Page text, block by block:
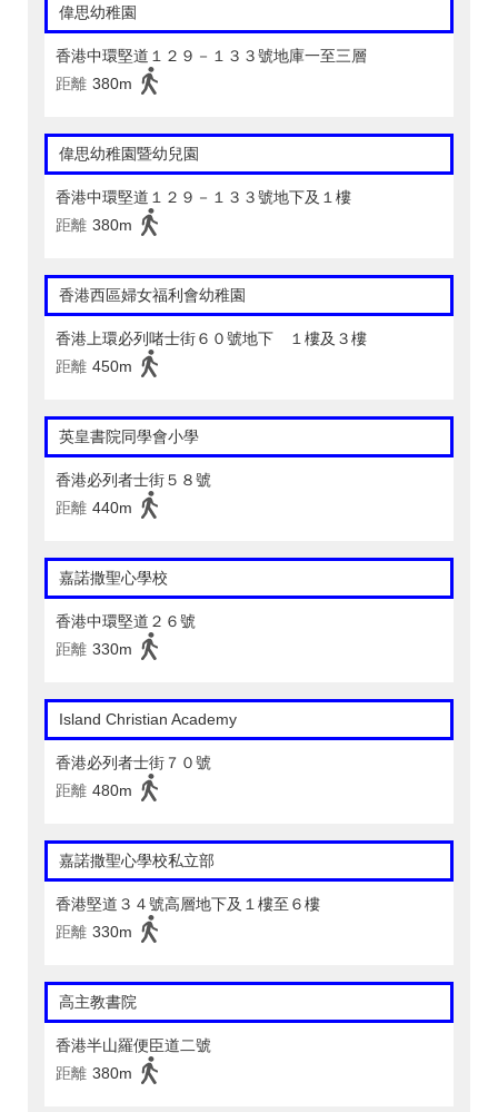
偉思幼稚園
香港中環堅道１２９－１３３號地庫一至三層
距離 380m
偉思幼稚園暨幼兒園
香港中環堅道１２９－１３３號地下及１樓
距離 380m
香港西區婦女福利會幼稚園
香港上環必列啫士街６０號地下 １樓及３樓
距離 450m
英皇書院同學會小學
香港必列者士街５８號
距離 440m
嘉諾撒聖心學校
香港中環堅道２６號
距離 330m
Island Christian Academy
香港必列者士街７０號
距離 480m
嘉諾撒聖心學校私立部
香港堅道３４號高層地下及１樓至６樓
距離 330m
高主教書院
香港半山羅便臣道二號
距離 380m